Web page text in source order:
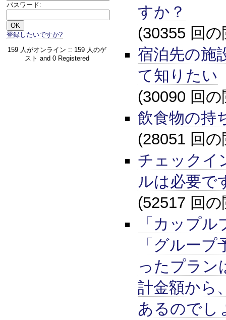
パスワード:
登録したいですか?
159 人がオンライン :: 159 人のゲ
スト and 0 Registered
すか？
(30355 回
宿泊先の施
て知りたい
(30090 回
飲食物の持
(28051 回
チェックイ
ルは必要で
(52517 回
「カップ
「グルー
ったプラン
計金額から
あるのでし